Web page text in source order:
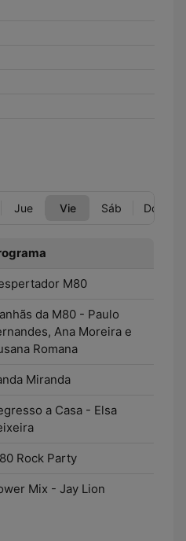
Jue Vie Sáb Dom
M80
da M80 - Paulo
Ana Moreira e
Romana
Miranda
a Casa - Elsa
Rock Party
Mix - Jay Lion